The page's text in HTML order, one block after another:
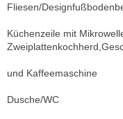
Fliesen/
Küchenzeile mit
und Kaffeemaschine
Dusche/WC